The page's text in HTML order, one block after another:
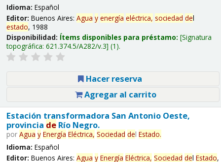
Idioma: Español
Editor: Buenos Aires: Agua y energía eléctrica, sociedad del
estado, 1988
Disponibilidad: Ítems disponibles para préstamo: Signatura
topográfica: 621.374.5/A282/v.3 (1).
Hacer reserva
Agregar al carrito
Estación transformadora San Antonio Oeste,
provincia deRío Negro.
por Agua y Energía Eléctrica, Sociedad del Estado.
Idioma: Español
Editor: Buenos Aires: Agua y Energía Eléctrica, Sociedad del Estado,